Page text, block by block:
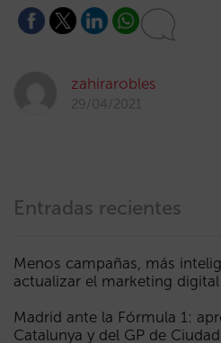
zahirarobles
29/04/2021
Entradas recientes
Menos campañas, más
actualizar el marketing
Madrid ante la Fórmula 1:
Catalunya y del GP de